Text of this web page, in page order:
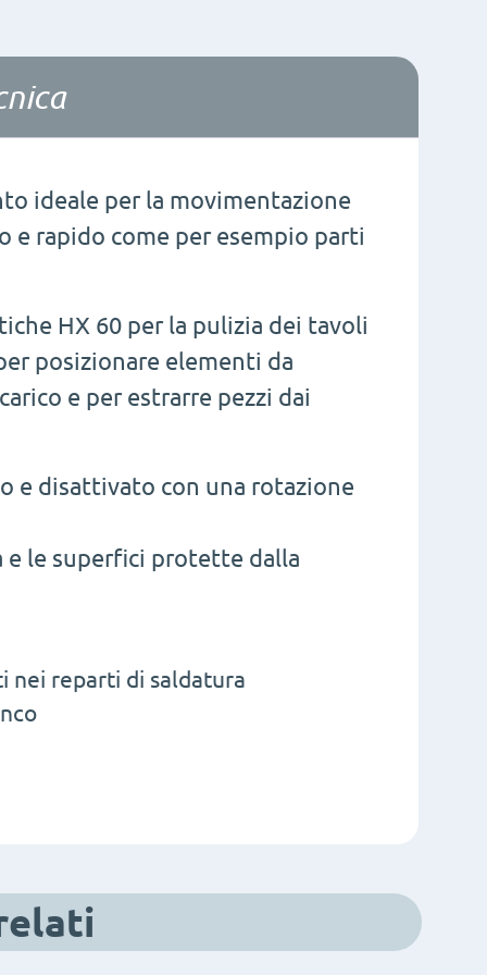
ideale per la movimentazione
rapido come per esempio parti
HX 60 per la pulizia dei tavoli
posizionare elementi da
e per estrarre pezzi dai
e disattivato con una rotazione
e le superfici protette dalla
nei reparti di saldatura